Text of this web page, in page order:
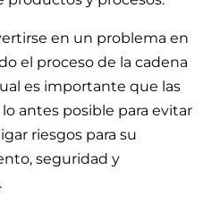
en un problema en
el proceso de la cadena
es importante que las
antes posible para evitar
riesgos para su
seguridad y